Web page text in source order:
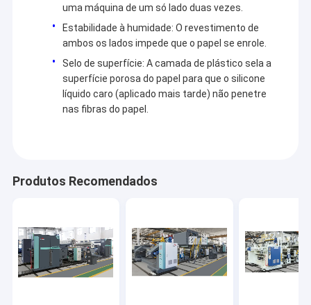
uma máquina de um só lado duas vezes.
Estabilidade à humidade: O revestimento de
ambos os lados impede que o papel se enrole.
Selo de superfície: A camada de plástico sela a
superfície porosa do papel para que o silicone
líquido caro (aplicado mais tarde) não penetre
nas fibras do papel.
Produtos Recomendados